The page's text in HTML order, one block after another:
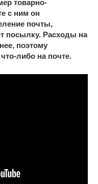
товарно-
с ним он
почты,
посылку. Расходы на
поэтому
либо на почте.